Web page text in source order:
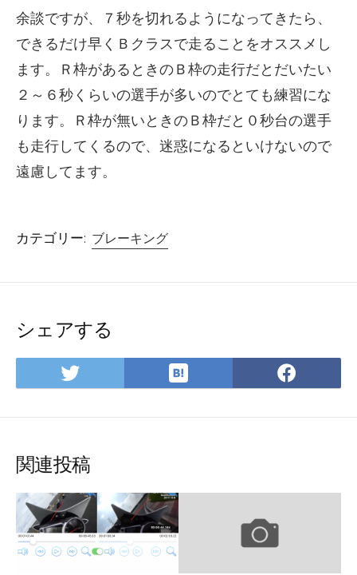
余談ですが、７秒を切れるようになってきたら、
できるだけ早くＢクラスで走ることをオススメし
ます。Ｒ枠があるときのＢ枠の走行だとだいたい
２～６秒くらいの選手が多いのでとても練習にな
ります。Ｒ枠が無いときのＢ枠だと０秒台の選手
も走行してくるので、迷惑になるといけないので
遠慮してます。
カテゴリー: ブレーキング
シェアする
Twitter
で
は
て
マ
で
関連投稿